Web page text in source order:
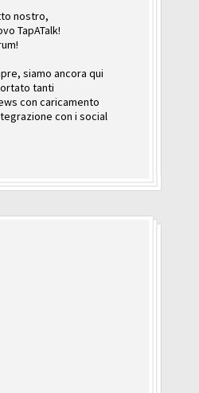
nostro,
TapATalk!
siamo ancora qui
tanti
con caricamento
con i social